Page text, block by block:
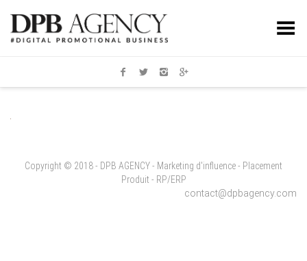
Toggle Menu
Copyright © 2018 - DPB AGENCY - Marketing d'influence - Placement
Produit - RP/ERP
contact@dpbagency.com